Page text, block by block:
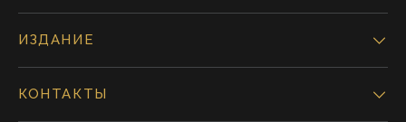
ИЗДАНИЕ
КОНТАКТЫ